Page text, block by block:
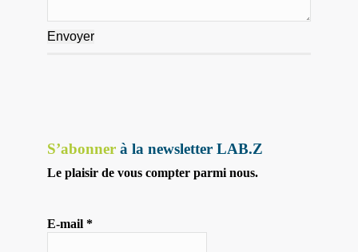
S’abonner à la newsletter LAB.Z
Le plaisir de vous compter parmi nous.
E-mail *